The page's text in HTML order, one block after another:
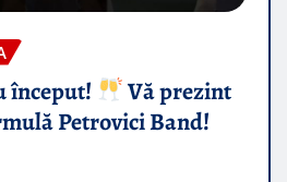
început!
Vă prezint
Petrovici Band!